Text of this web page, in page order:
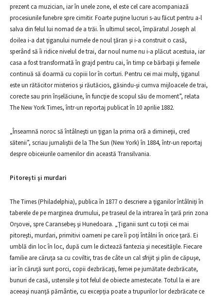
prezent ca muzician, iar în unele zone, el este cel care acompaniază
procesiunile funebre spre cimitir. Foarte puţine lucruri s-au făcut pentru a-l
salva din felul lui nomad de a trăi. În ultimul secol, împăratul Joseph al
doilea i-a dat ţiganului numele de noul ţăran şi i-a construit o casă,
sperând să îi ridice nivelul de trai, dar noul nume nu i-a plăcut acestuia, iar
casa a fost transformată în grajd pentru cai, în timp ce bărbaţii şi femeile
continuă să doarmă cu copiii lor în corturi. Pentru cei mai mulţi, ţiganul
este un rătăcitor misterios şi răutăcios, găsindu-şi cumva mijloacele de trai,
corecte sau prin înşelăciune, în funcţie de scopul său de moment”, relata
The New York Times, într-un reportaj publicat în 10 aprilie 1882.
„Înseamnă noroc să întâlneşti un ţigan la prima oră a dimineţii, cred
sătenii”, scriau jurnaliştii de la The Sun (New York) în 1884, într-un reportaj
despre obiceiurile oamenilor din această Transilvania.
Pitoreşti şi murdari
The Times (Philadelphia), publica în 1877 o descriere a ţiganilor întâlniţi în
taberele de pe marginea drumului, pe traseul de la intrarea în ţară prin zona
Orşovei, spre Caransebeş şi Hunedoara. „Ţiganii sunt cu toţii cei mai
pitoreşti, murdari, primitivi oameni pe care îi poţi întâlni în orice ţară. Ei
umblă din loc în loc, după cum le dictează fantezia şi necesităţile. Fiecare
familie are căruţa sa cu coviltir, tras de câte un cal sfrijit şi plin de căpuşe,
iar în căruţă sunt porci, copii dezbrăcaţi, femei pe jumătate dezbrăcate,
bunuri de casă, ustensile şi tot felul de obiecte amestecate. Totul la ei are
aceeaşi nuanţă pământie, cu excepţia poate a trupurilor lor dezbrăcate ce